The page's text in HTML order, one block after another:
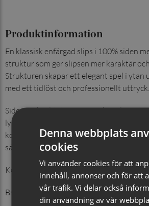
Produktinformation
En klassisk enfärgad slips i 100% siden
struktur som ger slipsen mer karaktär
Strukturen skapar ett elegant spel i ytan
med ett tidlöst och professionellt uttryck.
Sidenets kvalitet ger ett mjukt, följsamt
lyster som förstärker den exklusiva
kostym och kavaj i både affärs- och
särskilt i kombination med matchande
Kombinera med näsduk i samma färg.
Bredd: 7 cm.
Denna webbplats
cookies
Vi använder cookies för att
innehåll, annonser och för att
vår trafik. Vi delar också
din användning av vår